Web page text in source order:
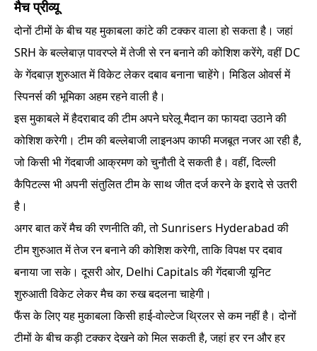
मैच प्रीव्यू
दोनों टीमों के बीच यह मुकाबला कांटे की टक्कर वाला हो सकता है। जहां
SRH के बल्लेबाज़ पावरप्ले में तेजी से रन बनाने की कोशिश करेंगे, वहीं DC
के गेंदबाज़ शुरुआत में विकेट लेकर दबाव बनाना चाहेंगे। मिडिल ओवर्स में
स्पिनर्स की भूमिका अहम रहने वाली है।
इस मुकाबले में हैदराबाद की टीम अपने घरेलू मैदान का फायदा उठाने की
कोशिश करेगी। टीम की बल्लेबाजी लाइनअप काफी मजबूत नजर आ रही है,
जो किसी भी गेंदबाजी आक्रमण को चुनौती दे सकती है। वहीं, दिल्ली
कैपिटल्स भी अपनी संतुलित टीम के साथ जीत दर्ज करने के इरादे से उतरी
है।
अगर बात करें मैच की रणनीति की, तो Sunrisers Hyderabad की
टीम शुरुआत में तेज रन बनाने की कोशिश करेगी, ताकि विपक्ष पर दबाव
बनाया जा सके। दूसरी ओर, Delhi Capitals की गेंदबाजी यूनिट
शुरुआती विकेट लेकर मैच का रुख बदलना चाहेगी।
फैंस के लिए यह मुकाबला किसी हाई-वोल्टेज थ्रिलर से कम नहीं है। दोनों
टीमों के बीच कड़ी टक्कर देखने को मिल सकती है, जहां हर रन और हर